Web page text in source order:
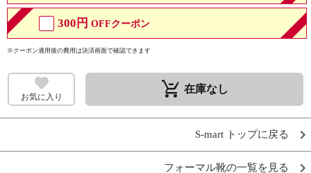
300円 OFFクーポン
※クーポン適用後の費用は決済画面で確認できます
お気に入り remove_shopping_cart 在庫なし
S-mart トップに戻る
フォーマル靴の一覧を見る